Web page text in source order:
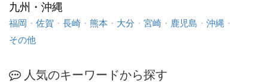
九州・沖縄
福岡 ・ 佐賀 ・ 長崎 ・ 熊本 ・ 大分 ・ 宮崎 ・ 鹿児島 ・ 沖縄 ・
その他
人気のキーワードから探す